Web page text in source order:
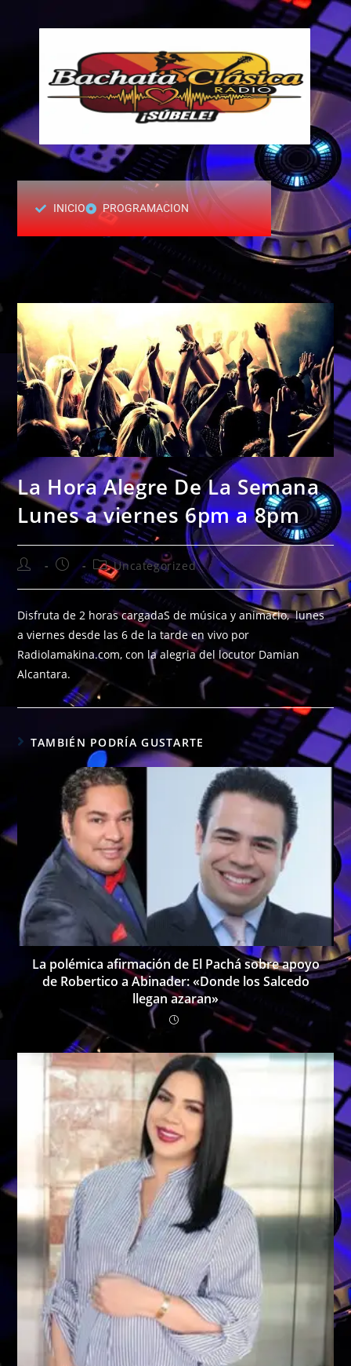
INICIO PROGRAMACION
La Hora Alegre De La Semana
Lunes a viernes 6pm a 8pm
Uncategorized
Disfruta de 2 horas cargadaS de música y animacio, lunes
a viernes desde las 6 de la tarde en vivo por
Radiolamakina.com, con la alegria del locutor Damian
Alcantara.
TAMBIÉN PODRÍA GUSTARTE
La polémica afirmación de El Pachá sobre apoyo
de Robertico a Abinader: «Donde los Salcedo
llegan azaran»